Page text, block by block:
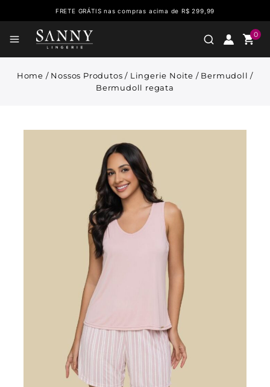
FRETE GRÁTIS nas compras acima de R$ 299,99
0
Home / Nossos Produtos / Lingerie Noite / Bermudoll /
Bermudoll regata